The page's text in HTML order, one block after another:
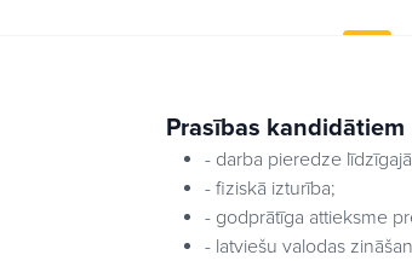
Prasības kandidātiem
- darba pieredze
- fiziskā izturība;
- godprātīga attieksme
- latviešu valodas